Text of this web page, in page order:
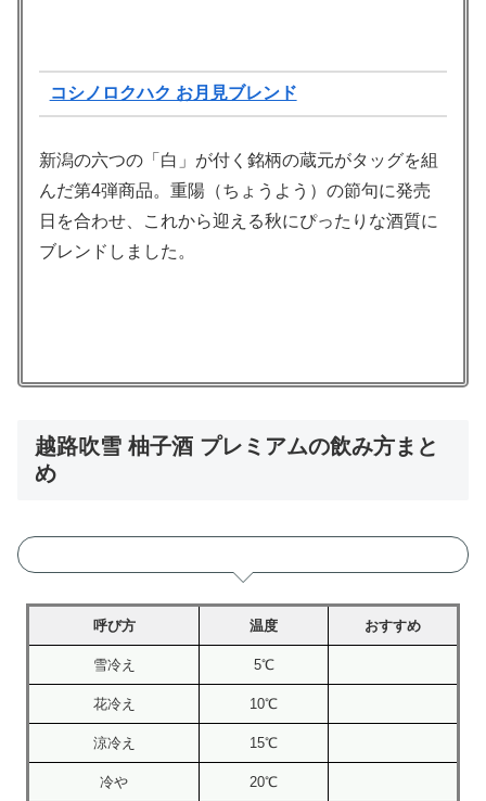
コシノロクハク お月見ブレンド
新潟の六つの「白」が付く銘柄の蔵元がタッグを組
んだ第4弾商品。重陽（ちょうよう）の節句に発売
日を合わせ、これから迎える秋にぴったりな酒質に
ブレンドしました。
越路吹雪 柚子酒 プレミアムの飲み方まと
め
呼び方 温度 おすすめ
雪冷え 5℃
花冷え 10℃
涼冷え 15℃
冷や 20℃